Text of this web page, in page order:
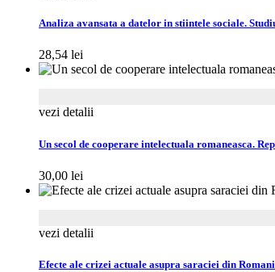
Analiza avansata a datelor in stiintele sociale.
28,54 lei
vezi detalii
Un secol de cooperare intelectuala romaneasca.
30,00 lei
vezi detalii
Efecte ale crizei actuale asupra saraciei din